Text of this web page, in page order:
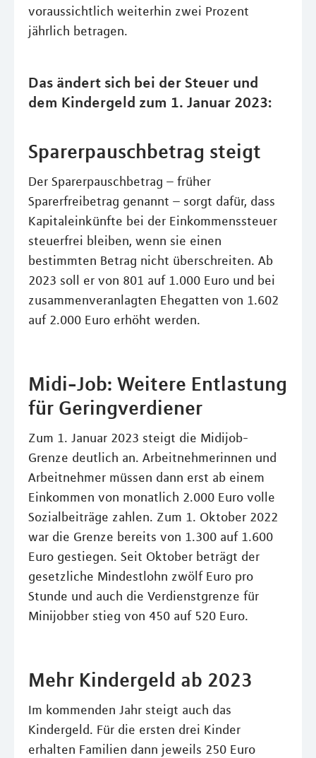
voraussichtlich weiterhin zwei Prozent
jährlich betragen.
Das ändert sich bei der Steuer und
dem Kindergeld zum 1. Januar 2023:
Sparerpauschbetrag steigt
Der Sparerpauschbetrag – früher
Sparerfreibetrag genannt – sorgt dafür, dass
Kapitaleinkünfte bei der Einkommenssteuer
steuerfrei bleiben, wenn sie einen
bestimmten Betrag nicht überschreiten. Ab
2023 soll er von 801 auf 1.000 Euro und bei
zusammenveranlagten Ehegatten von 1.602
auf 2.000 Euro erhöht werden.
Midi-Job: Weitere Entlastung
für Geringverdiener
Zum 1. Januar 2023 steigt die Midijob-
Grenze deutlich an. Arbeitnehmerinnen und
Arbeitnehmer müssen dann erst ab einem
Einkommen von monatlich 2.000 Euro volle
Sozialbeiträge zahlen. Zum 1. Oktober 2022
war die Grenze bereits von 1.300 auf 1.600
Euro gestiegen. Seit Oktober beträgt der
gesetzliche Mindestlohn zwölf Euro pro
Stunde und auch die Verdienstgrenze für
Minijobber stieg von 450 auf 520 Euro.
Mehr Kindergeld ab 2023
Im kommenden Jahr steigt auch das
Kindergeld. Für die ersten drei Kinder
erhalten Familien dann jeweils 250 Euro